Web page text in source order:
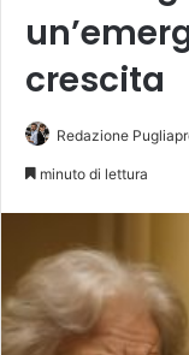
crescita
Redazione
minuto di lettura